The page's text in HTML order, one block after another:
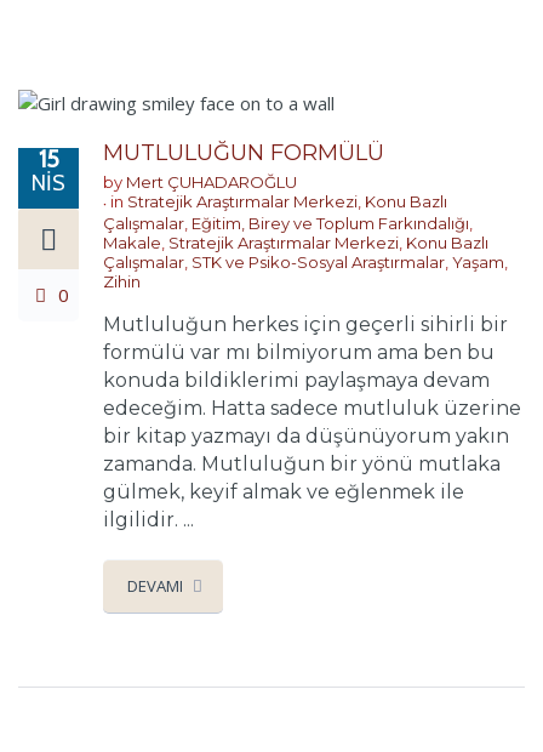
15
NIS
0
MUTLULUĞUN FORMÜLÜ
by Mert ÇUHADAROĞLU
in Stratejik Araştırmalar Merkezi, Konu Bazlı
Çalışmalar, Eğitim, Birey ve Toplum Farkındalığı,
Makale, Stratejik Araştırmalar Merkezi, Konu Bazlı
Çalışmalar, STK ve Psiko-Sosyal Araştırmalar,Yaşam,
Zihin
Mutluluğun herkes için geçerli sihirli bir
formülü var mı bilmiyorum ama ben bu
konuda bildiklerimi paylaşmaya devam
edeceğim. Hatta sadece mutluluk üzerine
bir kitap yazmayı da düşünüyorum yakın
zamanda. Mutluluğun bir yönü mutlaka
gülmek, keyif almak ve eğlenmek ile
ilgilidir. ...
DEVAMI